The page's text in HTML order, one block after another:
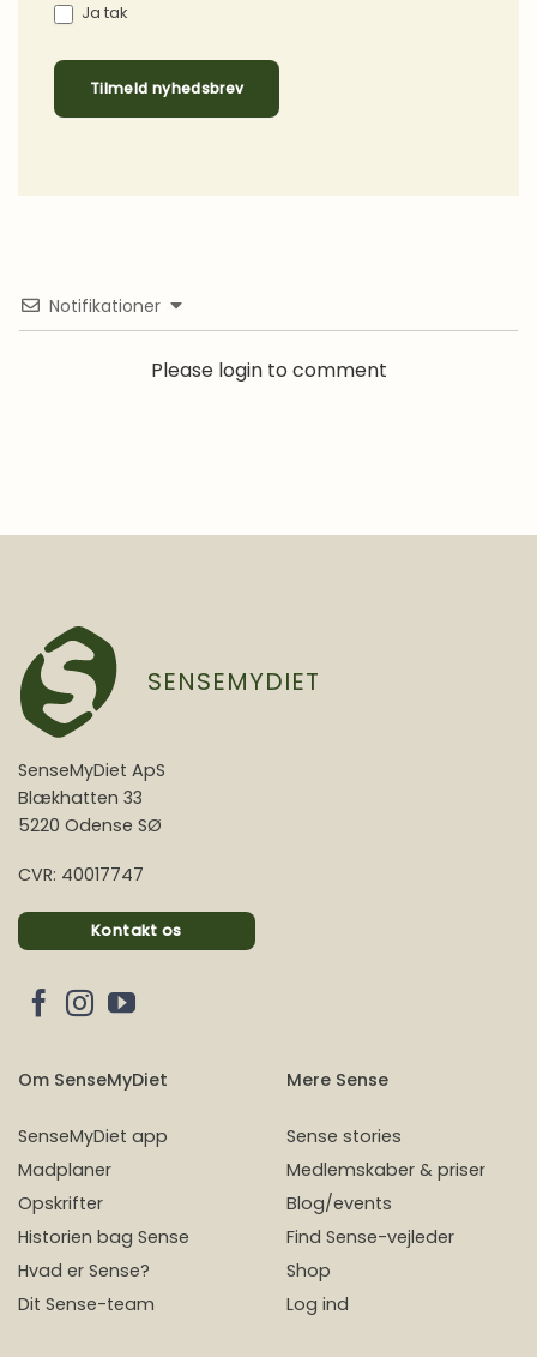
Ja tak
Tilmeld nyhedsbrev
Notifikationer
Please login to comment
SENSEMYDIET
SenseMyDiet ApS
Blækhatten 33
5220 Odense SØ
CVR: 40017747
Kontakt os
Om SenseMyDiet
SenseMyDiet app
Madplaner
Opskrifter
Historien bag Sense
Hvad er Sense?
Dit Sense-team
Mere Sense
Sense stories
Medlemskaber & priser
Blog/events
Find Sense-vejleder
Shop
Log ind